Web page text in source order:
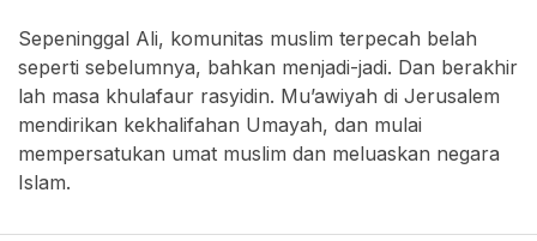
Sepeninggal Ali, komunitas muslim terpecah belah
seperti sebelumnya, bahkan menjadi-jadi. Dan berakhir
lah masa khulafaur rasyidin. Mu’awiyah di Jerusalem
mendirikan kekhalifahan Umayah, dan mulai
mempersatukan umat muslim dan meluaskan negara
Islam.